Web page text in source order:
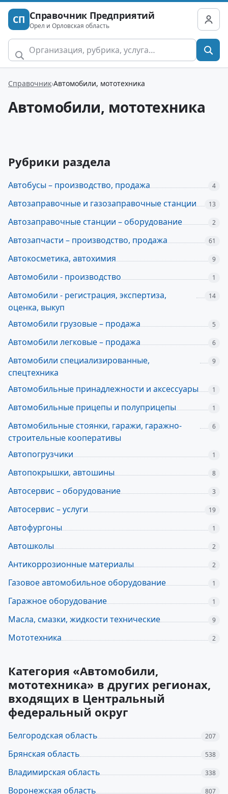
СП Справочник Предприятий
Орел и Орловская область
Справочник Автомобили, мототехника
Автомобили, мототехника
Рубрики раздела
Автобусы – производство, продажа 4
Автозаправочные и газозаправочные станции 13
Автозаправочные станции – оборудование 2
Автозапчасти – производство, продажа 61
Автокосметика, автохимия 9
Автомобили - производство 1
Автомобили - регистрация, экспертиза,
оценка, выкуп
14
Автомобили грузовые – продажа 5
Автомобили легковые – продажа 6
Автомобили специализированные,
спецтехника
9
Автомобильные принадлежности и аксессуары 1
Автомобильные прицепы и полуприцепы 1
Автомобильные стоянки, гаражи, гаражно-
строительные кооперативы
6
Автопогрузчики 1
Автопокрышки, автошины 8
Автосервис – оборудование 3
Автосервис – услуги 19
Автофургоны 1
Автошколы 2
Антикоррозионные материалы 2
Газовое автомобильное оборудование 1
Гаражное оборудование 1
Масла, смазки, жидкости технические 9
Мототехника 2
Категория «Автомобили,
мототехника» в других регионах,
входящих в Центральный
федеральный округ
Белгородская область 207
Брянская область 538
Владимирская область 338
Воронежская область 807